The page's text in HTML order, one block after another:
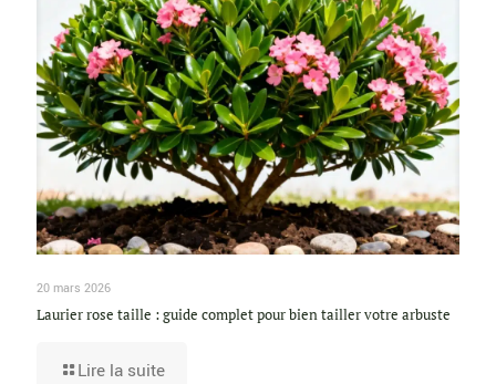
20 mars 2026
Laurier rose taille : guide complet pour bien tailler votre arbuste
Lire la suite